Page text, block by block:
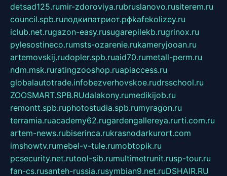
detsad125.rumir-zdoroviya.rubruslanovo.rusiterem.ru
council.spb.ruлодкипатриот.рфkafekolizey.ru
iclub.net.rugazon-easy.rusugarepilekb.rugrinox.ru
pylesostineco.rumsts-ozarenie.rukameryjooan.ru
artemovskij.rudopler.spb.ruaid70.rumetall-perm.ru
ndm.msk.ruratingzooshop.ruapiaccess.ru
globalautotrade.infobezverhovskoe.rudrsschool.ru
ZOOSMART.SPB.RUdalakony.rumedikijob.ru
remontt.spb.ruphotostudia.spb.rumyragon.ru
terramia.ruacademy62.rugardengallereya.rurti.com.ru
artem-news.rubiserinca.rukrasnodarkurort.com
imshowtv.rumebel-v-tule.rumobtopik.ru
pcsecurity.net.rutool-sib.rumultimetrunit.rusp-tour.ru
fan-cs.rusanteh-russia.rusymbian9.net.ruDSHAIR.RU